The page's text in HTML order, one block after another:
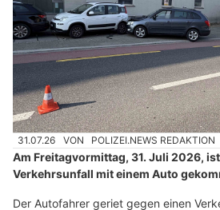
31.07.26 VON POLIZEI.NEWS REDAKTION
Am Freitagvormittag, 31. Juli 2026,
Verkehrsunfall mit einem Auto
Der Autofahrer geriet gegen einen